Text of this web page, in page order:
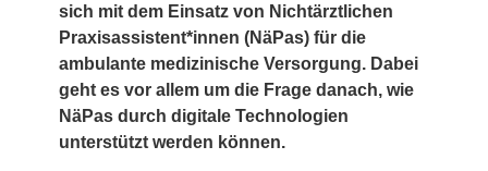
sich mit dem Einsatz von Nichtärztlichen
Praxisassistent*innen (NäPas) für die
ambulante medizinische Versorgung. Dabei
geht es vor allem um die Frage danach, wie
NäPas durch digitale Technologien
unterstützt werden können.